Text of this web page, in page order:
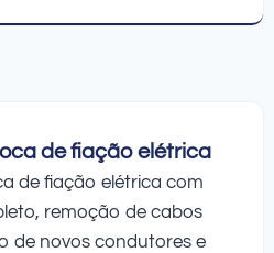
de fiação elétrica
de fiação elétrica com
remoção de cabos
de novos condutores e